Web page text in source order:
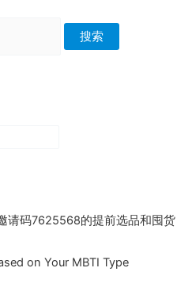
请码7625568的提前选品和囤货
on Your MBTI Type